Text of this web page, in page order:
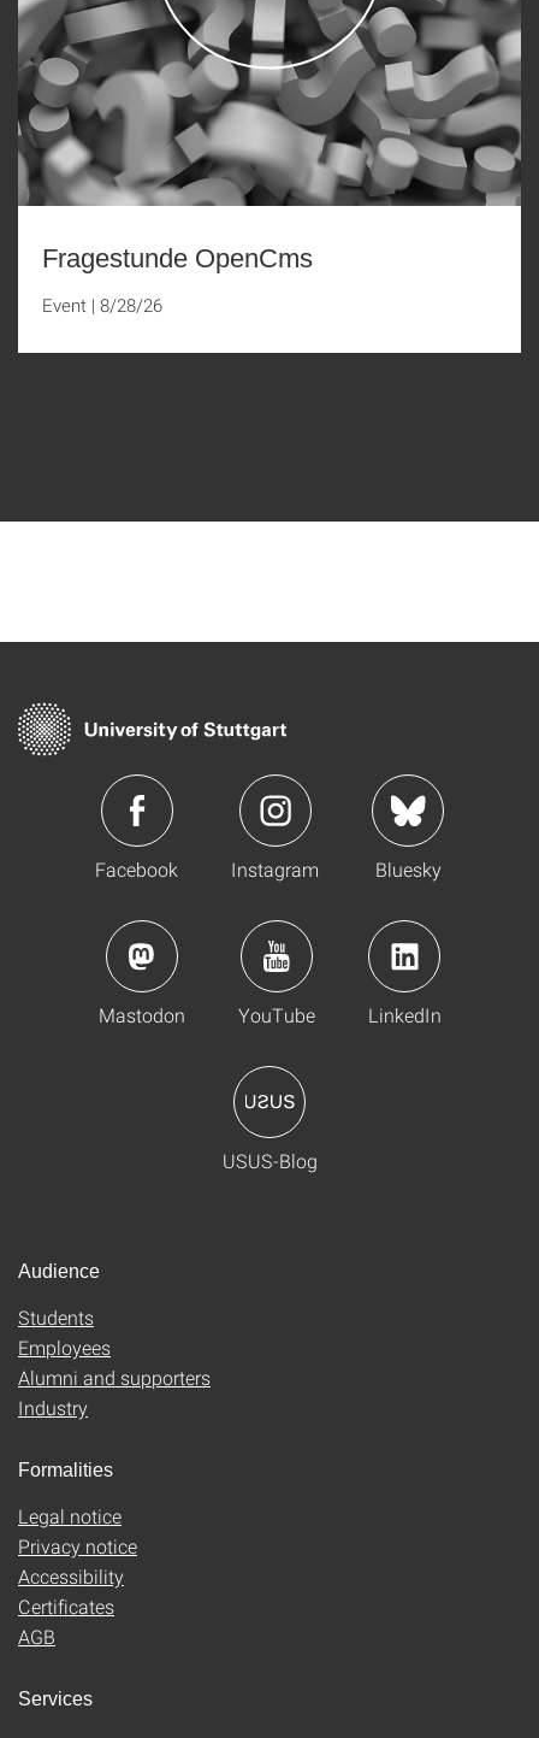
Fragestunde OpenCms
Event | 8/28/26
Facebook Instagram Bluesky
Mastodon YouTube LinkedIn
USUS-Blog
Audience
Students
Employees
Alumni and supporters
Industry
Formalities
Legal notice
Privacy notice
Accessibility
Certificates
AGB
Services